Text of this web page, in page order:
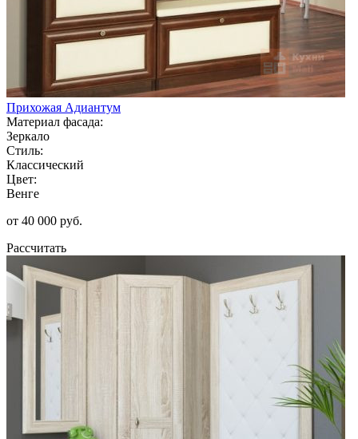
Прихожая Адиантум
Материал фасада:
Зеркало
Стиль:
Классический
Цвет:
Венге
от 40 000 руб.
Рассчитать